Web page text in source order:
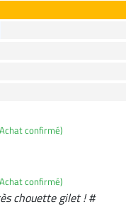
confirmé)
confirmé)
chouette gilet ! #